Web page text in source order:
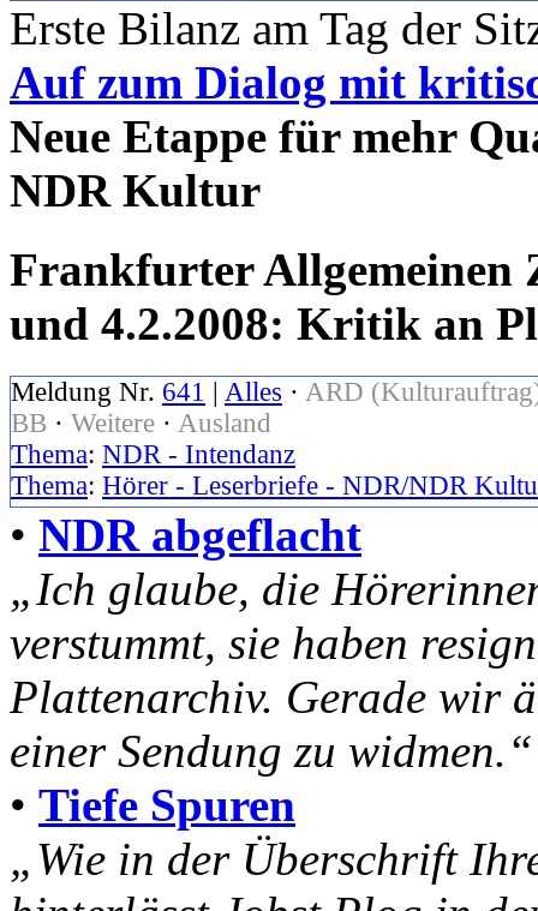
Erste Bilanz am Tag der
Auf zum Dialog mit
Neue Etappe für mehr
NDR Kultur
Frankfurter Allgemeinen
und 4.2.2008: Kritik an
Meldung Nr. 641 | Alles · ARD
BB · Weitere · Ausland
Thema: NDR - Intendanz
Thema: Hörer - Leserbriefe - NDR/NDR
• NDR abgeflacht
„Ich glaube, die
verstummt, sie haben
Plattenarchiv. Gerade wir
einer Sendung zu
• Tiefe Spuren
„Wie in der Überschrift